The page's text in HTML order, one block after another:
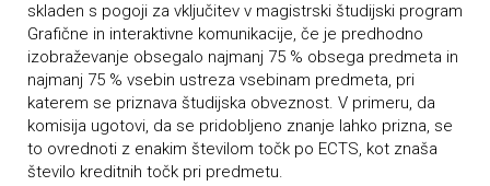
skladen s pogoji za vključitev v magistrski študijski program
Grafične in interaktivne komunikacije, če je predhodno
izobraževanje obsegalo najmanj 75 % obsega predmeta in
najmanj 75 % vsebin ustreza vsebinam predmeta, pri
katerem se priznava študijska obveznost. V primeru, da
komisija ugotovi, da se pridobljeno znanje lahko prizna, se
to ovrednoti z enakim številom točk po ECTS, kot znaša
število kreditnih točk pri predmetu.